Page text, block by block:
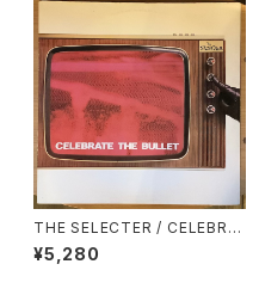
THE SELECTER / CELEBRA
TE THE BULLET
¥5,280